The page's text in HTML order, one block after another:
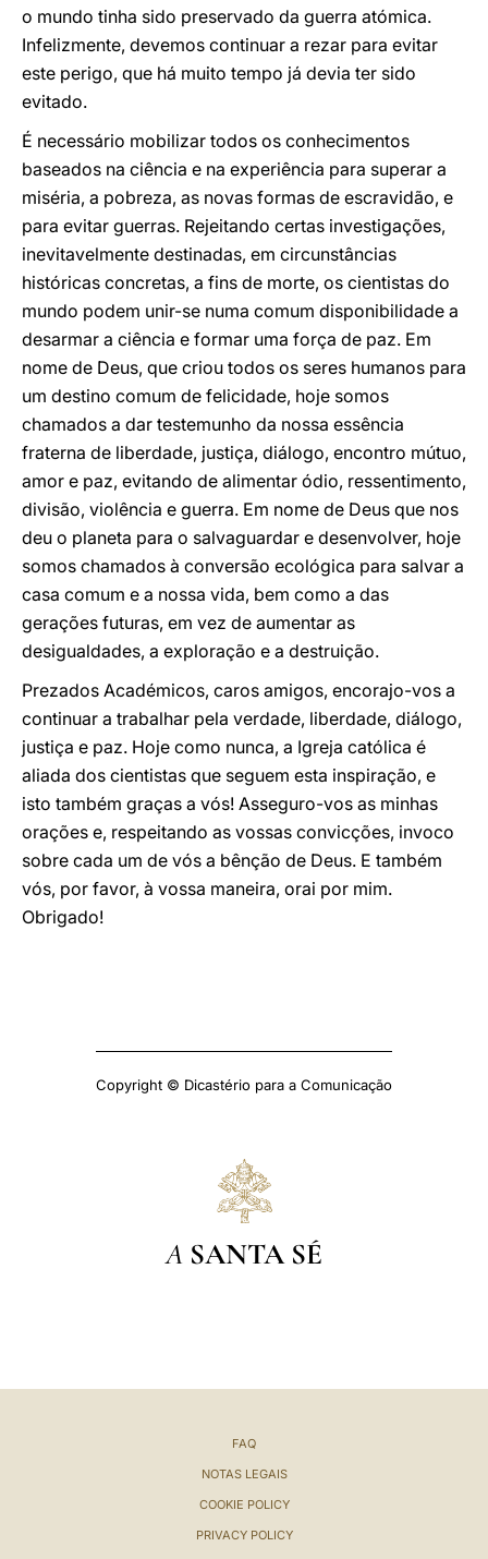
o mundo tinha sido preservado da guerra atómica.
Infelizmente, devemos continuar a rezar para evitar
este perigo, que há muito tempo já devia ter sido
evitado.
É necessário mobilizar todos os conhecimentos
baseados na ciência e na experiência para superar a
miséria, a pobreza, as novas formas de escravidão, e
para evitar guerras. Rejeitando certas investigações,
inevitavelmente destinadas, em circunstâncias
históricas concretas, a fins de morte, os cientistas do
mundo podem unir-se numa comum disponibilidade a
desarmar a ciência e formar uma força de paz. Em
nome de Deus, que criou todos os seres humanos para
um destino comum de felicidade, hoje somos
chamados a dar testemunho da nossa essência
fraterna de liberdade, justiça, diálogo, encontro mútuo,
amor e paz, evitando de alimentar ódio, ressentimento,
divisão, violência e guerra. Em nome de Deus que nos
deu o planeta para o salvaguardar e desenvolver, hoje
somos chamados à conversão ecológica para salvar a
casa comum e a nossa vida, bem como a das
gerações futuras, em vez de aumentar as
desigualdades, a exploração e a destruição.
Prezados Académicos, caros amigos, encorajo-vos a
continuar a trabalhar pela verdade, liberdade, diálogo,
justiça e paz. Hoje como nunca, a Igreja católica é
aliada dos cientistas que seguem esta inspiração, e
isto também graças a vós! Asseguro-vos as minhas
orações e, respeitando as vossas convicções, invoco
sobre cada um de vós a bênção de Deus. E também
vós, por favor, à vossa maneira, orai por mim.
Obrigado!
Copyright © Dicastério para a Comunicação
A SANTA SÉ
FAQ
NOTAS LEGAIS
COOKIE POLICY
PRIVACY POLICY